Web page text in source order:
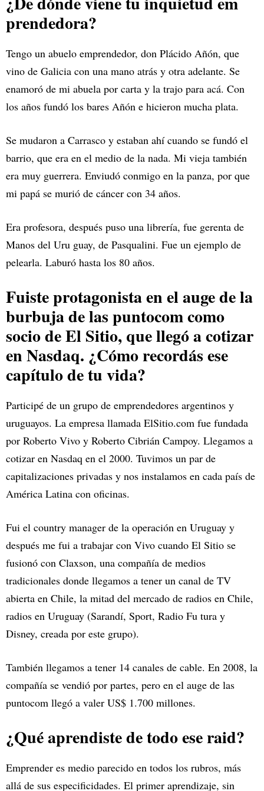
prendedora?
Tengo un abuelo emprendedor, don Plácido Añón, que
vino de Galicia con una mano atrás y otra adelante. Se
enamoró de mi abuela por carta y la trajo para acá. Con
los años fundó los bares Añón e hicieron mucha plata.
Se mudaron a Carrasco y estaban ahí cuando se fundó el
barrio, que era en el medio de la nada. Mi vieja también
era muy guerrera. Enviudó conmigo en la panza, por que
mi papá se murió de cáncer con 34 años.
Era profesora, después puso una librería, fue gerenta de
Manos del Uru guay, de Pasqualini. Fue un ejemplo de
pelearla. Laburó hasta los 80 años.
Fuiste protagonista en el auge de la
burbuja de las puntocom como
socio de El Sitio, que llegó a cotizar
en Nasdaq. ¿Cómo recordás ese
capítulo de tu vida?
Participé de un grupo de emprendedores argentinos y
uruguayos. La empresa llamada ElSitio.com fue fundada
por Roberto Vivo y Roberto Cibrián Campoy. Llegamos a
cotizar en Nasdaq en el 2000. Tuvimos un par de
capitalizaciones privadas y nos instalamos en cada país de
América Latina con oficinas.
Fui el country manager de la operación en Uruguay y
después me fui a trabajar con Vivo cuando El Sitio se
fusionó con Claxson, una compañía de medios
tradicionales donde llegamos a tener un canal de TV
abierta en Chile, la mitad del mercado de radios en Chile,
radios en Uruguay (Sarandí, Sport, Radio Fu tura y
Disney, creada por este grupo).
También llegamos a tener 14 canales de cable. En 2008, la
compañía se vendió por partes, pero en el auge de las
puntocom llegó a valer US$ 1.700 millones.
¿Qué aprendiste de todo ese raid?
Emprender es medio parecido en todos los rubros, más
allá de sus especificidades. El primer aprendizaje, sin